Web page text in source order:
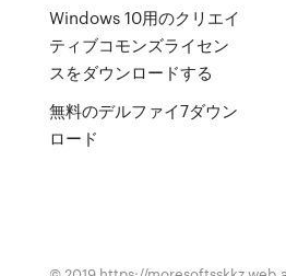
Windows 10用のクリエイ
ティブコモンズライセン
スをダウンロードする
無料のデルファイ7ダウン
ロード